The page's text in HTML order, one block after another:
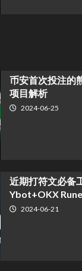
币安首次投注的
项目解析
2024-06-25
近期打符文必
Ybot+OKX
2024-06-21